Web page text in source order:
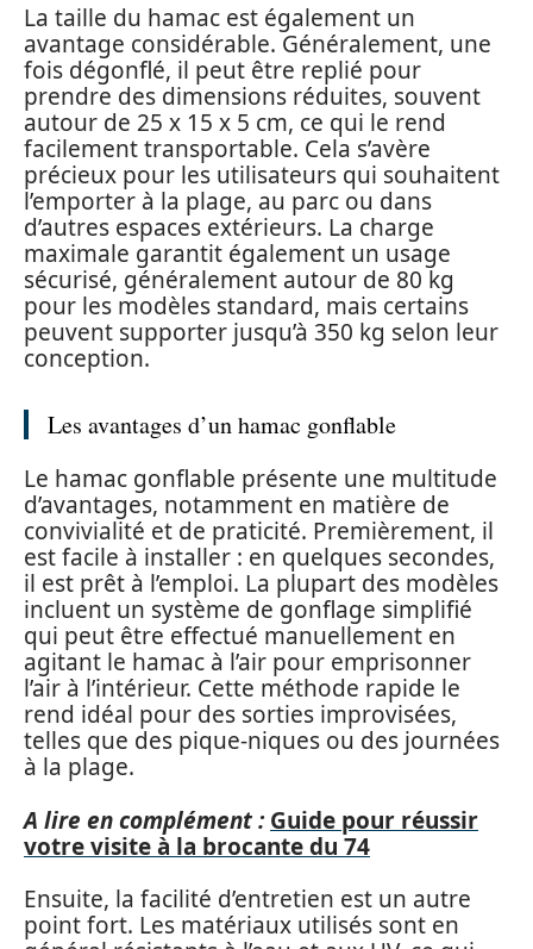
La taille du hamac est également un
avantage considérable. Généralement, une
fois dégonflé, il peut être replié pour
prendre des dimensions réduites, souvent
autour de 25 x 15 x 5 cm, ce qui le rend
facilement transportable. Cela s’avère
précieux pour les utilisateurs qui souhaitent
l’emporter à la plage, au parc ou dans
d’autres espaces extérieurs. La charge
maximale garantit également un usage
sécurisé, généralement autour de 80 kg
pour les modèles standard, mais certains
peuvent supporter jusqu’à 350 kg selon leur
conception.
Les avantages d’un hamac gonflable
Le hamac gonflable présente une multitude
d’avantages, notamment en matière de
convivialité et de praticité. Premièrement, il
est facile à installer : en quelques secondes,
il est prêt à l’emploi. La plupart des modèles
incluent un système de gonflage simplifié
qui peut être effectué manuellement en
agitant le hamac à l’air pour emprisonner
l’air à l’intérieur. Cette méthode rapide le
rend idéal pour des sorties improvisées,
telles que des pique-niques ou des journées
à la plage.
A lire en complément : Guide pour réussir
votre visite à la brocante du 74
Ensuite, la facilité d’entretien est un autre
point fort. Les matériaux utilisés sont en